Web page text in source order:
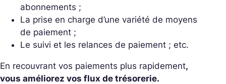
abonnements ;
La prise en charge d’une variété de moyens
de paiement ;
Le suivi et les relances de paiement ; etc.
En recouvrant vos paiements plus rapidement,
vous améliorez vos flux de trésorerie.